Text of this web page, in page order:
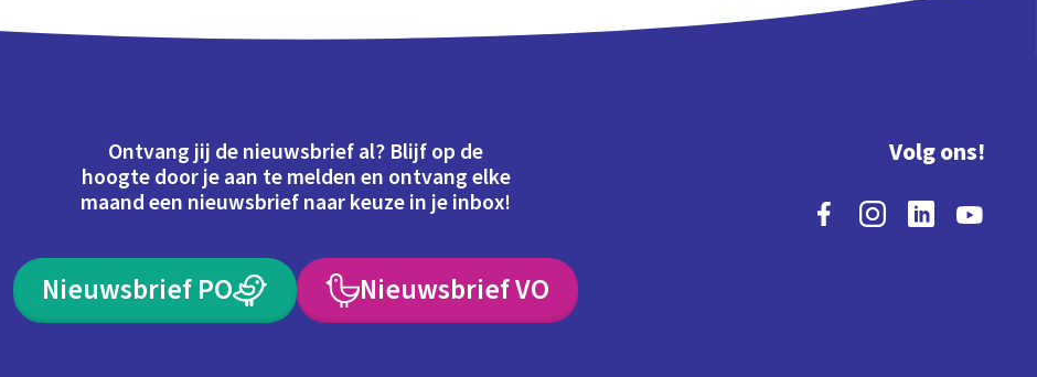
Ontvang jij de nieuwsbrief al? Blijf op de
hoogte door je aan te melden en ontvang elke
maand een nieuwsbrief naar keuze in je inbox!
Nieuwsbrief PO Nieuwsbrief VO
Volg ons!